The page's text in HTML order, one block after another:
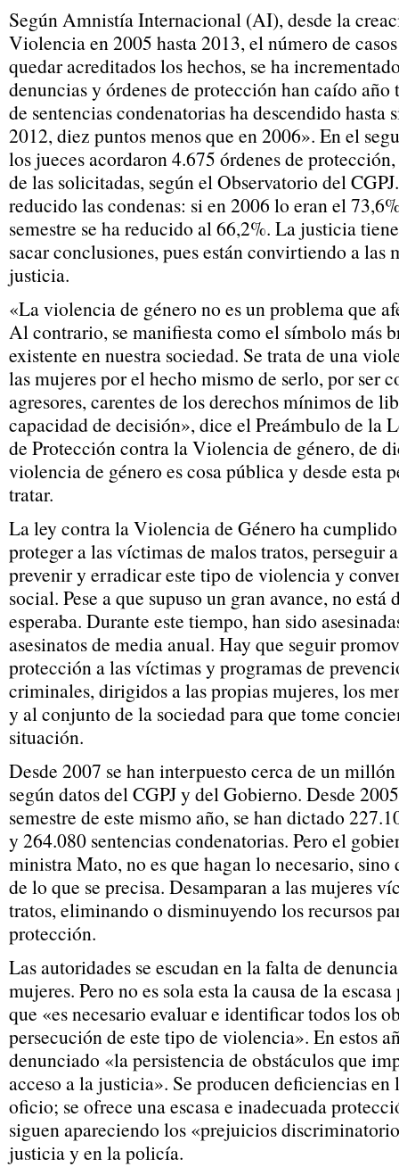
Según Amnistía Internacional (AI), desde la
Violencia en 2005 hasta 2013, el número de
quedar acreditados los hechos, se ha
denuncias y órdenes de protección han caído año
de sentencias condenatorias ha descendido hasta
2012, diez puntos menos que en 2006». En el
los jueces acordaron 4.675 órdenes de
de las solicitadas, según el Observatorio del
reducido las condenas: si en 2006 lo eran el
semestre se ha reducido al 66,2%. La justicia
sacar conclusiones, pues están convirtiendo a las
justicia.
«La violencia de género no es un problema que
Al contrario, se manifiesta como el símbolo más
existente en nuestra sociedad. Se trata de una
las mujeres por el hecho mismo de serlo, por ser
agresores, carentes de los derechos mínimos de
capacidad de decisión», dice el Preámbulo de la
de Protección contra la Violencia de género, de
violencia de género es cosa pública y desde esta
tratar.
La ley contra la Violencia de Género ha
proteger a las víctimas de malos tratos, perseguir
prevenir y erradicar este tipo de violencia y
social. Pese a que supuso un gran avance, no está
esperaba. Durante este tiempo, han sido
asesinatos de media anual. Hay que seguir
protección a las víctimas y programas de
criminales, dirigidos a las propias mujeres, los
y al conjunto de la sociedad para que tome
situación.
Desde 2007 se han interpuesto cerca de un
según datos del CGPJ y del Gobierno. Desde
semestre de este mismo año, se han dictado
y 264.080 sentencias condenatorias. Pero el
ministra Mato, no es que hagan lo necesario,
de lo que se precisa. Desamparan a las mujeres
tratos, eliminando o disminuyendo los recursos
protección.
Las autoridades se escudan en la falta de
mujeres. Pero no es sola esta la causa de la
que «es necesario evaluar e identificar todos los
persecución de este tipo de violencia». En estos
denunciado «la persistencia de obstáculos que
acceso a la justicia». Se producen deficiencias en
oficio; se ofrece una escasa e inadecuada
siguen apareciendo los «prejuicios
justicia y en la policía.